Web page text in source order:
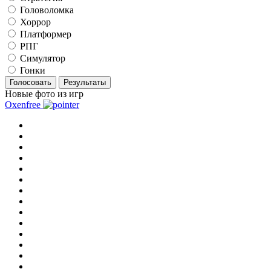
Головоломка
Хоррор
Платформер
РПГ
Симулятор
Гонки
Голосовать Результаты
Новые фото из игр
Oxenfree